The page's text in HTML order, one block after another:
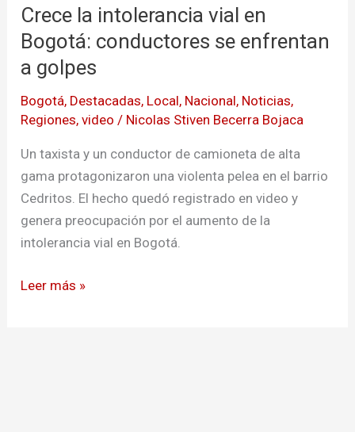
Crece la intolerancia vial en
Bogotá: conductores se enfrentan
a golpes
Bogotá, Destacadas, Local, Nacional, Noticias,
Regiones,video / Nicolas Stiven Becerra Bojaca
Un taxista y un conductor de camioneta de alta
gama protagonizaron una violenta pelea en el barrio
Cedritos. El hecho quedó registrado en video y
genera preocupación por el aumento de la
intolerancia vial en Bogotá.
intolerancia
vial
Bogotá:
conductores
se
enfrentan
a
golpes
Leer más »